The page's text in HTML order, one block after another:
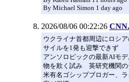
By Michael Simon 1 day ago
2026/08/06 00:22:26
ウクライナ首都周辺にロシ
サイルを1発も迎撃できず
アンソロピックの最新AIモ
物を欺く試み 英研究機関の
米有名ゴシップブロガー、